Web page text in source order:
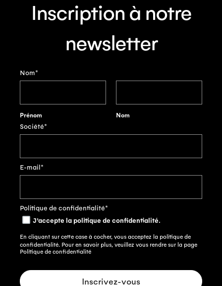
Inscription à notre
newsletter
Nom*
Prénom
Nom
Société*
E-mail*
Politique de confidentialité*
J’accepte la politique de confidentialité.
En cliquant sur cette case à cocher, vous acceptez la politique de
confidentialité. Pour en savoir plus, veuillez vous rendre sur la page
Politique de confidentialité